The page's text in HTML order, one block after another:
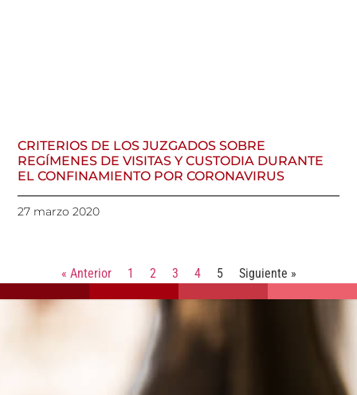
CRITERIOS DE LOS JUZGADOS SOBRE
REGÍMENES DE VISITAS Y CUSTODIA DURANTE
EL CONFINAMIENTO POR CORONAVIRUS
27 marzo 2020
« Anterior 1 2 3 4 5 Siguiente »